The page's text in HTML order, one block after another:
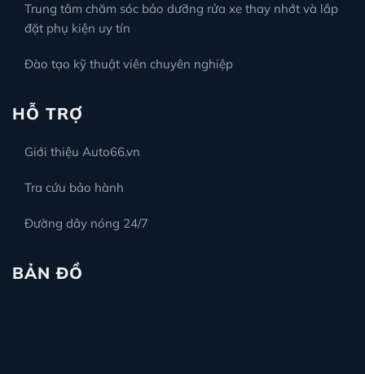
Trung tâm chăm sóc bảo dưỡng rửa xe thay nhớt và lắp
đặt phụ kiện uy tín
Đào tạo kỹ thuật viên chuyên nghiệp
HỖ TRỢ
Giới thiệu Auto66.vn
Tra cứu bảo hành
Đường dây nóng 24/7
BẢN ĐỒ